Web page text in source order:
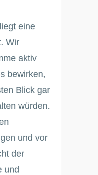
eine
Wir
aktiv
bewirken,
Blick gar
würden.
und vor
der
und